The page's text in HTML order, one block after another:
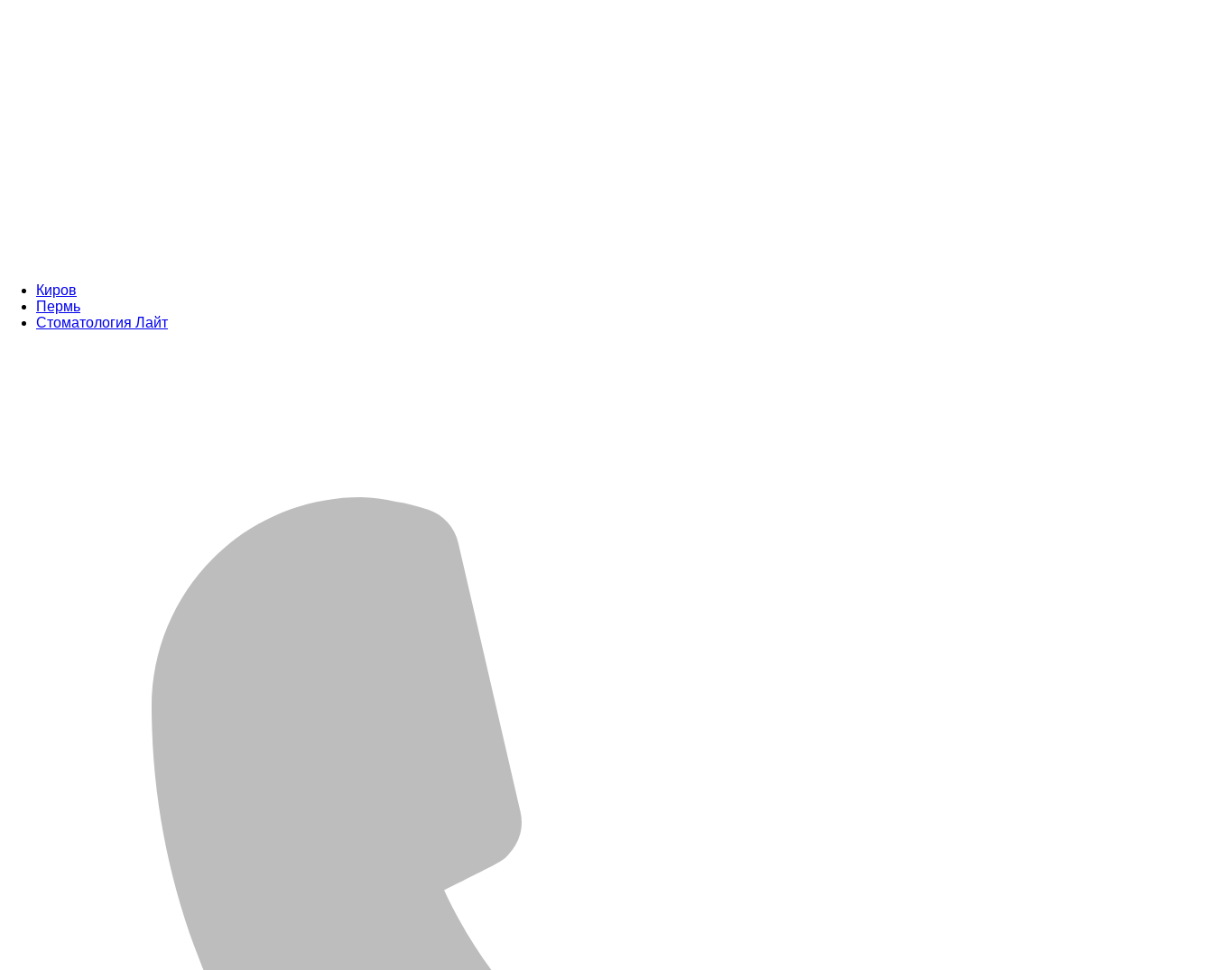
Киров
Пермь
Стоматология Лайт